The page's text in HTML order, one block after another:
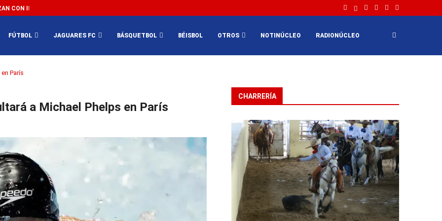
CON IMPEDIR EL MÉXICO VS SUDÁFRICA...
FÚTBOL JAGUARES FC BÁSQUETBOL BÉISBOL OTROS NOTINÚCLEO RADIONÚCLEO
París
a Michael Phelps en París
CHARRERÍA